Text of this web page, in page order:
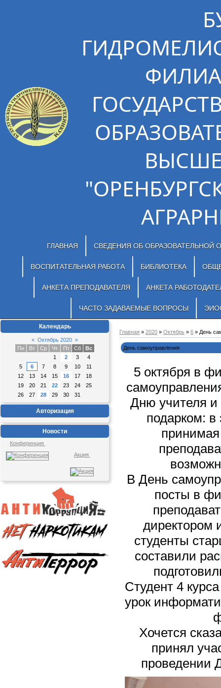
ГЛАВНАЯ СВЕДЕНИЯ ОБ ОБРАЗОВАТЕЛЬНОЙ
ВОСПИТАТЕЛЬНАЯ РАБОТА БИБЛИОТЕКА
АНКЕТА ПРЕПОДАВАТЕЛЯ АНКЕТА
ЧАСТО ЗАДАВАЕМЫЕ ВОПРОСЫ
Календарь
« Октябрь 2020 »
Пн
Вт Ср Чт Пт Сб
Вс
1
2 3
4
5
6 7 8 9 10
11
12
13 14 15 16 17
18
19
20 21 22 23 24
25
26
27 28 29 30 31
Авторизация
Новости
Конференция
Акция
Главная » 2020 » Октябрь » 6 » День
День самоуправления
5 октября в
Дню учителя и
подарком: в
В День
посты в
директором
студенты
составили
Студент 4
урок
Хочется
принял
проведении